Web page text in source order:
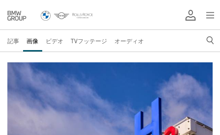
記事 画像 ビデオ TVフッテージ オーディオ